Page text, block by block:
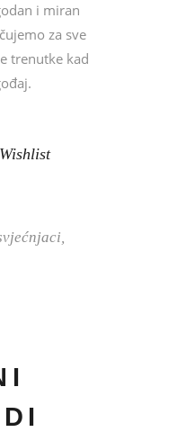
i miran
za sve
trenutke kad